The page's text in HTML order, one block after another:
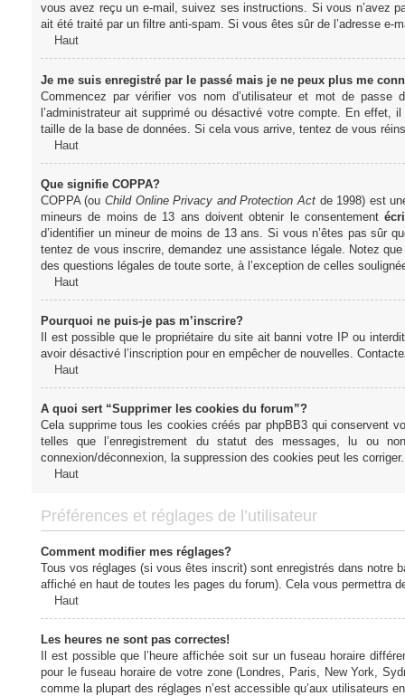
vous avez reçu un e-mail, suivez ses instructions. Si vous n’avez
ait été traité par un filtre anti-spam. Si vous êtes sûr de l’adresse e-
Haut
Je me suis enregistré par le passé mais je ne peux plus me
Commencez par vérifier vos nom d’utilisateur et mot de
l’administrateur ait supprimé ou désactivé votre compte. En effet,
taille de la base de données. Si cela vous arrive, tentez de vous
Haut
Que signifie COPPA?
COPPA (ouChild Online Privacy and Protection Act de 1998) est
mineurs de moins de 13 ans doivent obtenir le consentement
d’identifier un mineur de moins de 13 ans. Si vous n’êtes pas sûr
tentez de vous inscrire, demandez une assistance légale. Notez
des questions légales de toute sorte, à l’exception de celles
Haut
Pourquoi ne puis-je pas m’inscrire?
Il est possible que le propriétaire du site ait banni votre IP ou
avoir désactivé l’inscription pour en empêcher de nouvelles.
Haut
A quoi sert “Supprimer les cookies du forum”?
Cela supprime tous les cookies créés par phpBB3 qui conservent
telles que l’enregistrement du statut des messages, lu ou
connexion/déconnexion, la suppression des cookies peut les corriger.
Haut
Préférences et réglages de l’utilisateur
Comment modifier mes réglages?
Tous vos réglages (si vous êtes inscrit) sont enregistrés dans notre
affiché en haut de toutes les pages du forum). Cela vous permettra
Haut
Les heures ne sont pas correctes!
Il est possible que l’heure affichée soit sur un fuseau horaire
pour le fuseau horaire de votre zone (Londres, Paris, New York,
comme la plupart des réglages n’est accessible qu’aux utilisateurs